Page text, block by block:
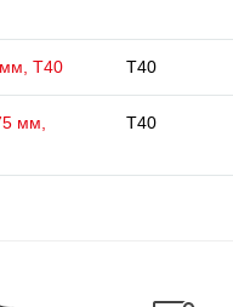
Т40 T40
мм,
T40